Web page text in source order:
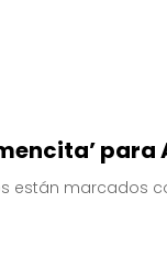
para
están marcados